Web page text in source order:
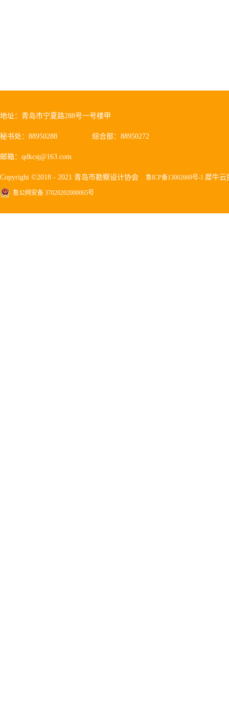
地址：青岛市宁夏路288号一号楼甲
秘书处：88950288 综合部：88950272
邮箱：qdkcsj@163.com
Copyright ©2018 - 2021 青岛市勘察设计协会 鲁ICP备13002669号-1 犀牛云
鲁公网安备 37020202000065号